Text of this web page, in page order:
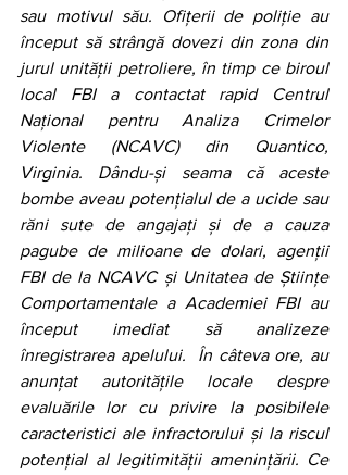
sau motivul său. Ofițerii de poliție au
început să strângă dovezi din zona din
jurul unității petroliere, în timp ce biroul
local FBI a contactat rapid Centrul
Național pentru Analiza Crimelor
Violente (NCAVC) din Quantico,
Virginia. Dându-și seama că aceste
bombe aveau potențialul de a ucide sau
răni sute de angajați și de a cauza
pagube de milioane de dolari, agenții
FBI de la NCAVC și Unitatea de Științe
Comportamentale a Academiei FBI au
început imediat să analizeze
înregistrarea apelului.  În câteva ore, au
anunțat autoritățile locale despre
evaluările lor cu privire la posibilele
caracteristici ale infractorului și la riscul
potențial al legitimității amenințării. Ce